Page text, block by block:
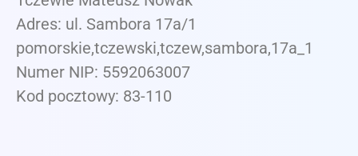
Adres: ul. Sambora 17a/1
pomorskie,tczewski,tczew,sambora,17a_1
Numer NIP: 5592063007
Kod pocztowy: 83-110